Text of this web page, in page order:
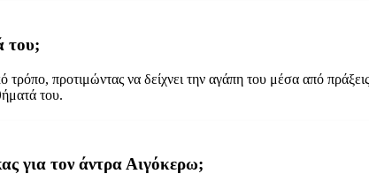
του;
προτιμώντας να δείχνει την αγάπη του μέσα από
του.
για τον άντρα Αιγόκερω;